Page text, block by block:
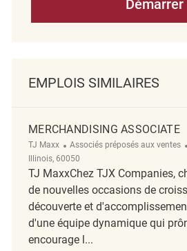
Démarrer
EMPLOIS SIMILAIRES
MERCHANDISING ASSOCIATE
TJ Maxx Associés préposés aux ventes
Illinois, 60050
TJ MaxxChez TJX Companies,
de nouvelles occasions de
découverte et
d'une équipe dynamique qui
encourage l...